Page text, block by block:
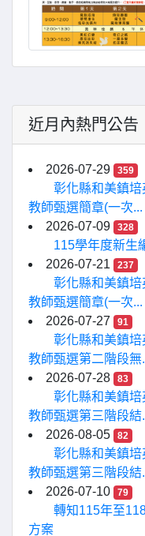
近月內熱門公告
2026-07-29 359
彰化縣和美鎮
教師甄選簡章(一次...
2026-07-09
328
115學年度新生
2026-07-21
237
彰化縣和美鎮
教師甄選簡章(一次...
2026-07-27
91
彰化縣和美鎮
教師甄選第二階段無
2026-07-28
83
彰化縣和美鎮
教師甄選第三階段結
2026-08-05
82
彰化縣和美鎮
教師甄選第三階段結
2026-07-10
79
轉知115年至
方案